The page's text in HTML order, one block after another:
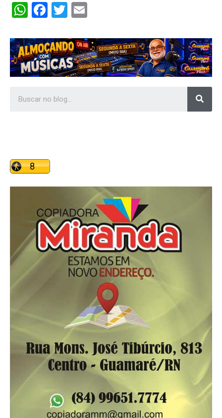
WhatsApp
Facebook
Twitter